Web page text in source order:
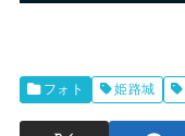
フォト 姫路城